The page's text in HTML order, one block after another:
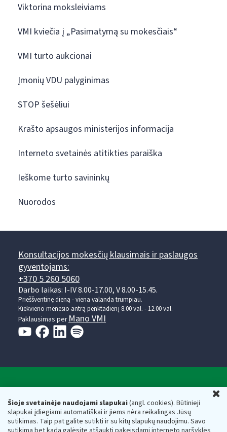
Šioje svetainėje naudojami slapukai(angl. cookies). Būtinieji
slapukai įdiegiami automatiškai ir jiems nėra reikalingas Jūsų
sutikimas. Taip pat galite sutikti ir su kitų slapukų naudojimu. Savo
Viktorina moksleiviams
VMI kviečia į „Pasimatymą su mokesčiais“
VMI turto aukcionai
Įmonių VDU palyginimas
STOP šešėliui
Krašto apsaugos ministerijos informacija
Interneto svetainės atitikties paraiška
Ieškome turto savininkų
Nuorodos
Konsultacijos mokesčių klausimais ir paslaugos
gyventojams:
+370 5 260 5060
Darbo laikas: I-IV 8.00-17.00, V 8.00-15.45.
Prieššventinę dieną - viena valanda trumpiau.
Kiekvieno mėnesio antrą penktadienį 8.00 val. - 12.00 val.
Paklausimas per Mano VMI
Respublikos finansų ministerijos
Biudžetinė įstaiga. Juridinio asmens kodas — 188659752,
adresas: Vasario 16-osios g. 14, 01107 Vilnius, Lietuva, el.paštas: